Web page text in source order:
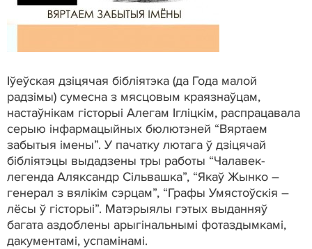
Іўеўская дзіцячая бібліятэка (да Года малой
радзімы) сумесна з мясцовым краязнаўцам,
настаўнікам гісторыі Алегам Ігліцкім, распрацавала
серыю інфармацыйных бюлютэней “Вяртаем
забытыя імены”. У пачатку лютага ў дзіцячай
бібліятэцы выдадзены тры работы “Чалавек-
легенда Аляксандр Сільвашка”, “Якаў Жынко –
генерал з вялікім сэрцам”, “Графы Умястоўскія –
лёсы ў гісторыі”. Матэрыялы гэтых выданняў
багата аздоблены арыгінальнымі фотаздымкамі,
дакументамі, успамінамі.